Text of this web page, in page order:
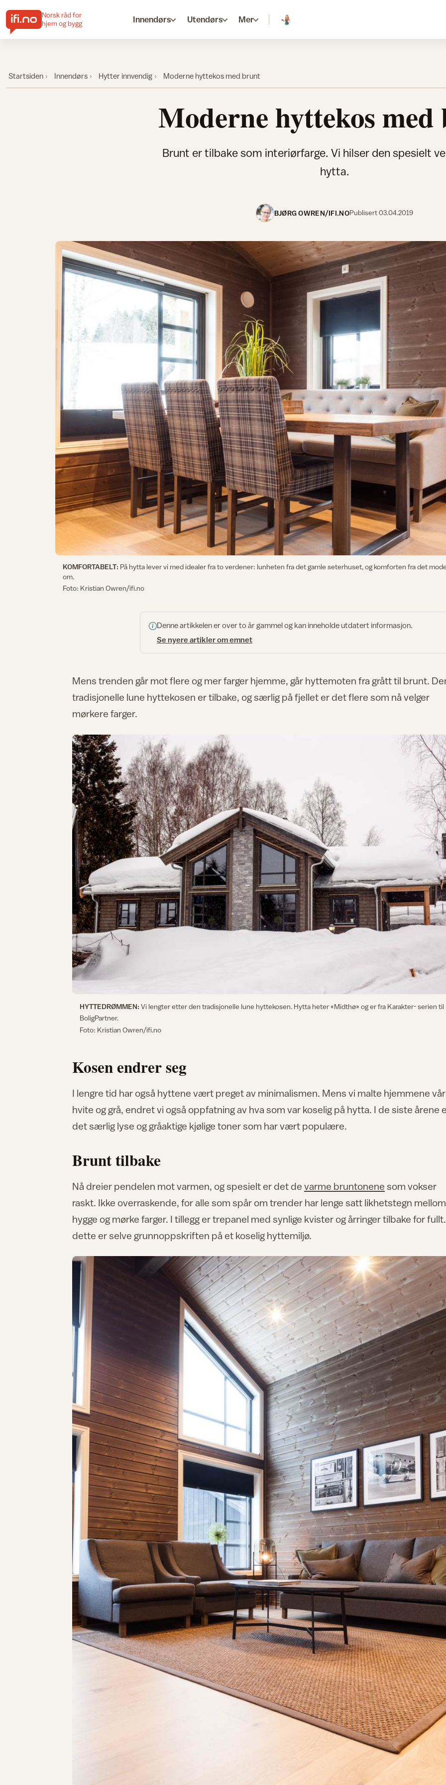
Norsk råd for
hjem og bygg
Innendørs Utendørs Mer
Startsiden Innendørs Hytter innvendig Moderne hyttekos med brunt
Moderne hyttekos
Brunt er tilbake som interiørfarge. Vi hilser den spesielt
hytta.
BJØRG OWREN/IFI.NOPublisert03.04.2019
KOMFORTABELT: På hytta lever vi med idealer fra to verdener: lunheten fra det gamle seterhuset, og komforten fra det
om.
Foto: Kristian Owren/ifi.no
Denne artikkelen er over to år gammel og kan inneholde utdatert informasjon.
Se nyere artikler om emnet
Mens trenden går mot flere og mer farger hjemme, går hyttemoten fra grått til brunt.
tradisjonelle lune hyttekosen er tilbake, og særlig på fjellet er det flere som nå velger
mørkere farger.
HYTTEDRØMMEN: Vi lengter etter den tradisjonelle lune hyttekosen. Hytta heter «Midthø» og er fra Karakter- serien til
BoligPartner.
Foto: Kristian Owren/ifi.no
Kosen endrer seg
I lengre tid har også hyttene vært preget av minimalismen. Mens vi malte hjemmene
hvite og grå, endret vi også oppfatning av hva som var koselig på hytta. I de siste årene
det særlig lyse og gråaktige kjølige toner som har vært populære.
Brunt tilbake
Nå dreier pendelen mot varmen, og spesielt er det de varme bruntonene som vokser
raskt. Ikke overraskende, for alle som spår om trender har lenge satt likhetstegn mellom
hygge og mørke farger. I tillegg er trepanel med synlige kvister og årringer tilbake for
dette er selve grunnoppskriften på et koselig hyttemiljø.